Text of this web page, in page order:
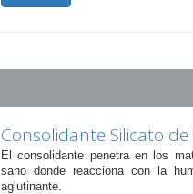
Consolidante Silicato de
El consolidante penetra en los
sano donde reacciona con la
aglutinante.